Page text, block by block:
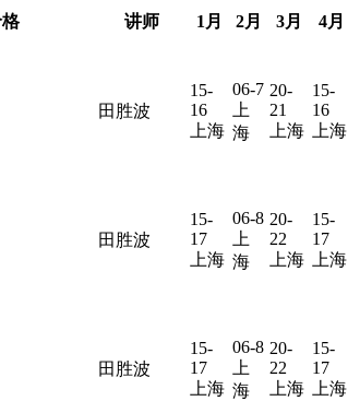
讲师 1月 2月 3月 4月
田胜波
15-
16
上海
06-7
上
海
20-
21
上海
15-
16
上海
田胜波
15-
17
上海
06-8
上
海
20-
22
上海
15-
17
上海
田胜波
15-
17
上海
06-8
上
海
20-
22
上海
15-
17
上海